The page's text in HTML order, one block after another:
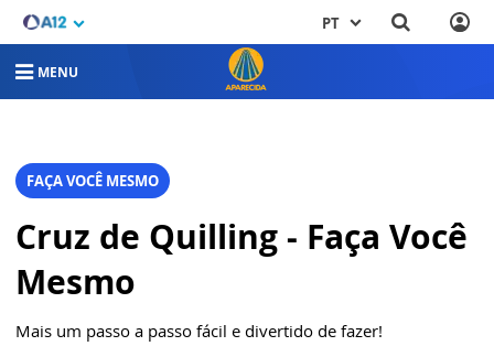
PT
MENU
FAÇA VOCÊ MESMO
Cruz de Quilling - Faça Você
Mesmo
Mais um passo a passo fácil e divertido de fazer!